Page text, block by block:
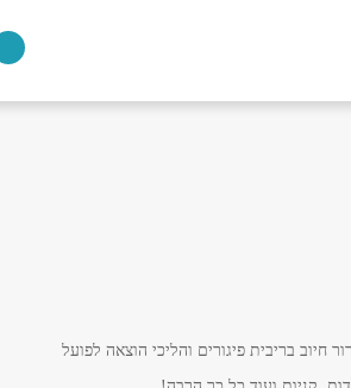
בריבית פיגורים והליכי הוצאה לפועל